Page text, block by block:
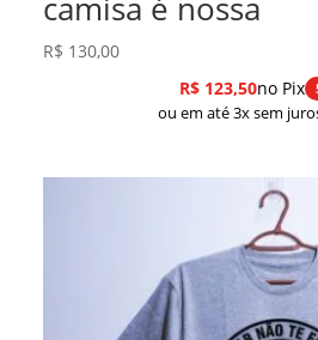
R$ 130,00
R$123,50no Pix
ou em até 3x sem